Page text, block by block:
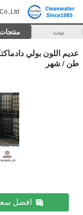
بيت منتجات
طن / شهر
افضل